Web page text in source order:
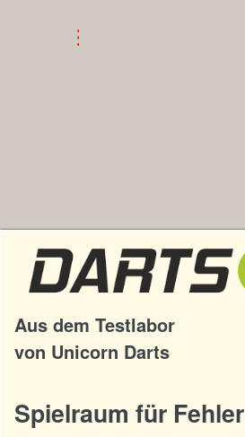
Aus dem Testlabor
von Unicorn Darts
Spielraum für Fehler